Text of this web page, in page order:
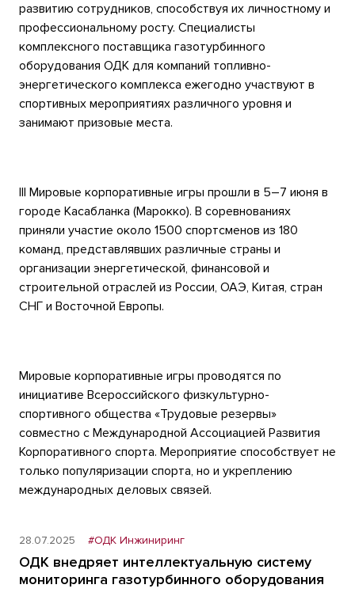
развитию сотрудников, способствуя их личностному и
профессиональному росту. Специалисты
комплексного поставщика газотурбинного
оборудования ОДК для компаний топливно-
энергетического комплекса ежегодно участвуют в
спортивных мероприятиях различного уровня и
занимают призовые места.
III Мировые корпоративные игры прошли в 5–7 июня в
городе Касабланка (Марокко). В соревнованиях
приняли участие около 1500 спортсменов из 180
команд, представлявших различные страны и
организации энергетической, финансовой и
строительной отраслей из России, ОАЭ, Китая, стран
СНГ и Восточной Европы.
Мировые корпоративные игры проводятся по
инициативе Всероссийского физкультурно-
спортивного общества «Трудовые резервы»
совместно с Международной Ассоциацией Развития
Корпоративного спорта. Мероприятие способствует не
только популяризации спорта, но и укреплению
международных деловых связей.
28.07.2025 #ОДК Инжиниринг
ОДК внедряет интеллектуальную систему
мониторинга газотурбинного оборудования